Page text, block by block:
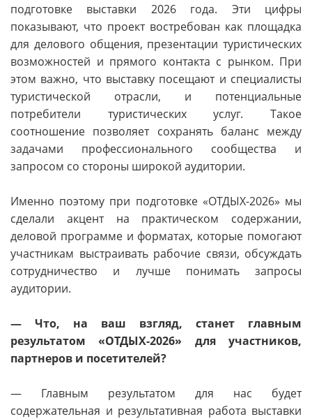
подготовке выставки 2026 года. Эти цифры
показывают, что проект востребован как площадка
для делового общения, презентации туристических
возможностей и прямого контакта с рынком. При
этом важно, что выставку посещают и специалисты
туристической отрасли, и потенциальные
потребители туристических услуг. Такое
соотношение позволяет сохранять баланс между
задачами профессионального сообщества и
запросом со стороны широкой аудитории.
Именно поэтому при подготовке «ОТДЫХ-2026» мы
сделали акцент на практическом содержании,
деловой программе и форматах, которые помогают
участникам выстраивать рабочие связи, обсуждать
сотрудничество и лучше понимать запросы
аудитории.
— Что, на ваш взгляд, станет главным
результатом «ОТДЫХ-2026» для участников,
партнеров и посетителей?
— Главным результатом для нас будет
содержательная и результативная работа выставки